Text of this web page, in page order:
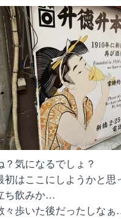
？気になるでしょ？
初はここにしようかと
ち飲みか…
々歩いた後だったしな